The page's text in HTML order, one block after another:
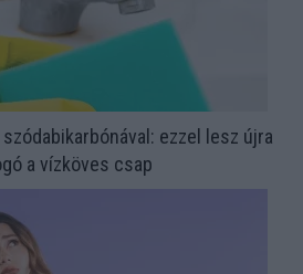
ezzel lesz újra
a vízköves csap